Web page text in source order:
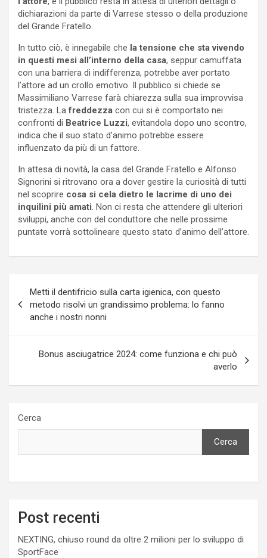
dichiarazioni da parte di Varrese stesso o della produzione
del Grande Fratello.
In tutto ciò, è innegabile che la tensione che sta vivendo
in questi mesi all’interno della casa, seppur camuffata
con una barriera di indifferenza, potrebbe aver portato
l’attore ad un crollo emotivo. Il pubblico si chiede se
Massimiliano Varrese farà chiarezza sulla sua improvvisa
tristezza. Lafreddezza con cui si è comportato nei
confronti di Beatrice Luzzi, evitandola dopo uno scontro,
indica che il suo stato d’animo potrebbe essere
influenzato da più di un fattore.
In attesa di novità, la casa del Grande Fratello e Alfonso
Signorini si ritrovano ora a dover gestire la curiosità di tutti
nel scoprire cosa si cela dietro le lacrime di uno dei
inquilini più amati. Non ci resta che attendere gli ulteriori
sviluppi, anche con del conduttore che nelle prossime
puntate vorrà sottolineare questo stato d’animo dell’attore.
articoli
Metti il dentifricio sulla carta igienica, con questo
metodo risolvi un grandissimo problema: lo fanno
anche i nostri nonni
Bonus asciugatrice 2024: come funziona e chi può
averlo
Cerca
Cerca
Post recenti
NEXTING, chiuso round da oltre 2 milioni per lo sviluppo di
SportFace